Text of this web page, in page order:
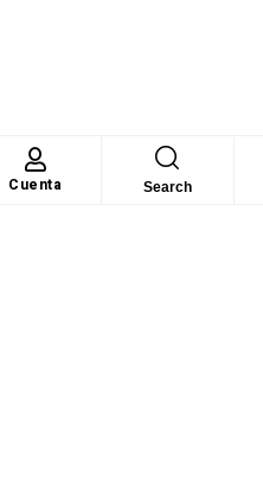
Cuenta Search